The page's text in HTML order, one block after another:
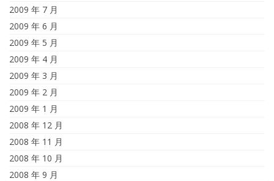
2009 年 7 月
2009 年 6 月
2009 年 5 月
2009 年 4 月
2009 年 3 月
2009 年 2 月
2009 年 1 月
2008 年 12 月
2008 年 11 月
2008 年 10 月
2008 年 9 月